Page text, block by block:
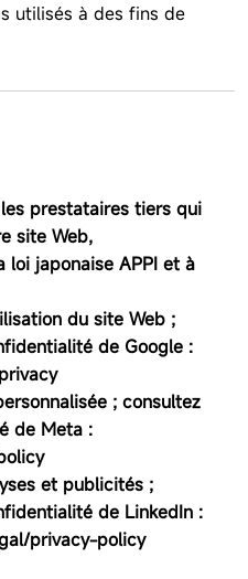
utilisés à des fins de
prestataires tiers qui
site Web,
loi japonaise APPI et à
du site Web ;
de Google :
; consultez
de Meta :
et publicités ;
de LinkedIn :
privacy-policy